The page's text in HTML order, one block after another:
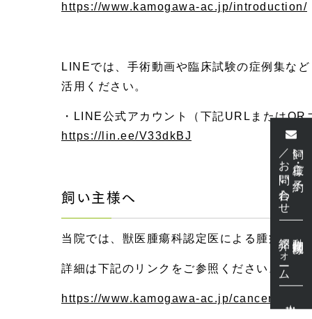
飼い主様・ご予約
／お問い合わせ
紹介フォーム
https://www.kamogawa-ac.jp/introduction/
LINEでは、 手術動画や臨床試験の症例集な
活用ください。
・LINE公式アカウント（ 下記URLまたはQR
https://lin.ee/V33dkBJ
飼い主様へ
当院では、獣医腫瘍科認定医による腫瘍科専
詳細は下記のリンクをご参照ください。
https://www.kamogawa-ac.jp/cancer-